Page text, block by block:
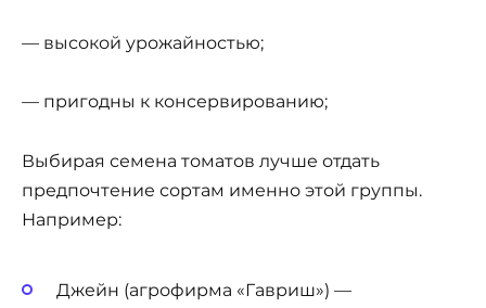
— высокой урожайностью;
— пригодны к консервированию;
Выбирая семена томатов лучше отдать
предпочтение сортам именно этой группы.
Например:
Джейн (агрофирма «Гавриш») —